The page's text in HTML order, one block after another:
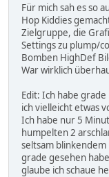
Für mich sah es so
Hop Kiddies
Zielgruppe, die
Settings zu plump/
Bomben HighDef
War wirklich
Edit: Ich habe
ich vielleicht etwas
Ich habe nur 5
humpelten 2
seltsam
grade gesehen
glaube ich schaue